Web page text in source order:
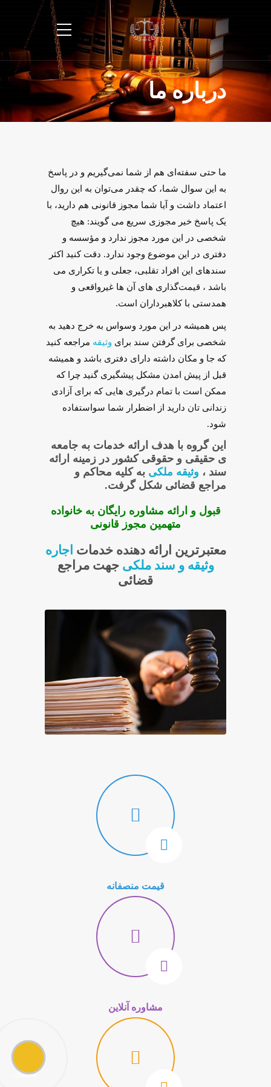
پشتیبان
درباره ما
ما حتی سفته‌‌ای هم از شما نمی‌گیریم و در پاسخ
به این سوال شما، که چقدر می‌توان به این روال
اعتماد داشت و آیا شما مجوز قانونی هم دارید، با
یک پاسخ خیر مجوزی سریع می گویند: هیچ
شخصی در این مورد مجوز ندارد و مؤسسه و
دفتری در این موضوع وجود ندارد. دقت کنید اکثر
سندهای این افراد تقلبی، جعلی و یا تکراری می
باشد ، قیمت‌گذاری های آن ها غیرواقعی و
همدستی با کلاهبرداران است.
پس همیشه در این مورد وسواس به خرج دهید به
شخصی برای گرفتن سند برای وثیقه مراجعه کنید
که جا و مکان داشته دارای دفتری باشد و همیشه
قبل از پیش امدن مشکل پیشگیری گنید چرا که
ممکن است با تمام درگیری هایی که برای آزادی
زندانی تان دارید از اضطرار شما سواستفاده
شود.
این گروه با هدف ارائه خدمات به جامعه
ی حقیقی و حقوقی کشور در زمینه ارائه
سند ، وثیقه ملکی به کلیه محاکم و
مراجع قضائی شکل گرفت.
قبول و ارائه مشاوره رایگان به خانواده
متهمین مجوز قانونی
معتبرترین ارائه دهنده خدمات اجاره
وثیقه و سند ملکی جهت مراجع
قضائی
قیمت منصفانه
مشاوره آنلاین